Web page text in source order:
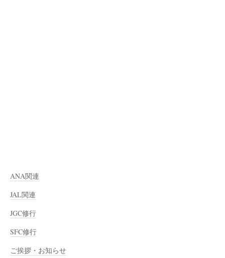
ANA関連
JAL関連
JGC修行
SFC修行
ご挨拶・お知らせ